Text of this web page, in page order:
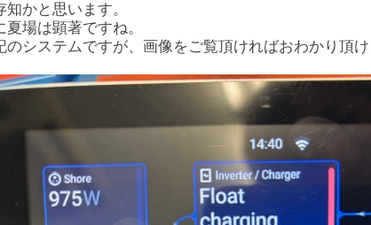
知かと思います。
夏場は顕著ですね。
のシステムですが、画像をご覧頂ければおわかり頂け